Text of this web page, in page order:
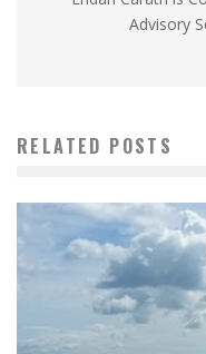
Advisory
RELATED POSTS